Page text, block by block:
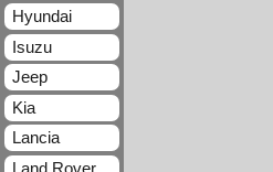
Hyundai
Isuzu
Jeep
Kia
Lancia
Land Rover